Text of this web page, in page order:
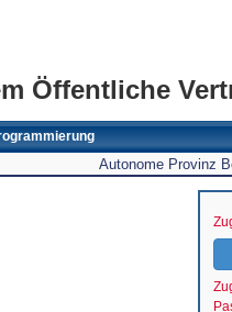
Öffentliche
Autonome Provinz